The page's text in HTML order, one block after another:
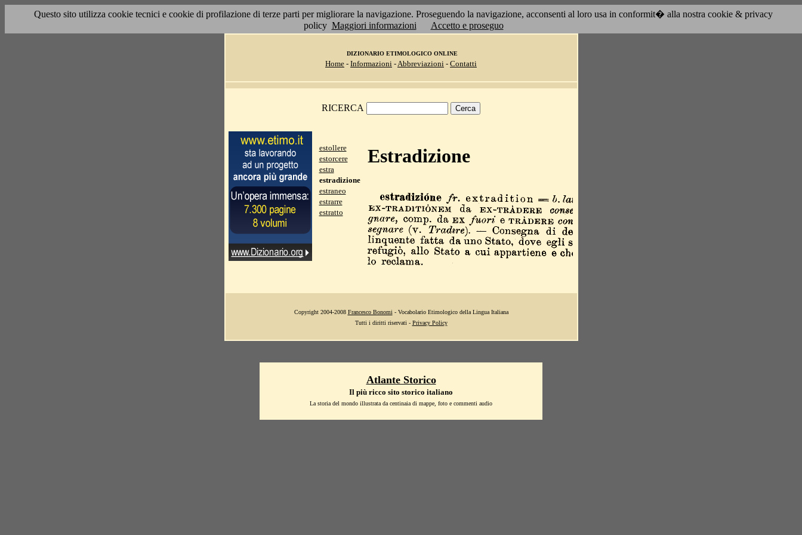
Questo sito utilizza cookie tecnici e cookie di profilazione di terze parti per migliorare la navigazione. Proseguendo la navigazione, acconsenti al loro usa in conformit� alla nostra cookie & privacy
policy Maggiori informazioni Accetto e proseguo
DIZIONARIO ETIMOLOGICO ONLINE
Home - Informazioni -Abbreviazioni - Contatti
RICERCA
estollere
estorcere
estra
estradizione
estraneo
estrarre
estratto
Estradizione
Copyright 2004-2008 Francesco Bonomi - Vocabolario Etimologico della Lingua Italiana
Tutti i diritti riservati - Privacy Policy
Atlante Storico
Il più ricco sito storico italiano
La storia del mondo illustrata da centinaia di mappe, foto e commenti audio